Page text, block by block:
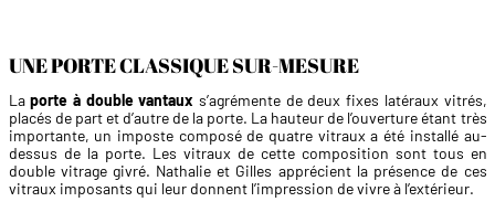
UNE PORTE CLASSIQUE SUR-MESURE
Laporte à double vantaux s’agrémente de deux fixes latéraux vitrés,
placés de part et d’autre de la porte. La hauteur de l’ouverture étant très
importante, un imposte composé de quatre vitraux a été installé au-
dessus de la porte. Les vitraux de cette composition sont tous en
double vitrage givré. Nathalie et Gilles apprécient la présence de ces
vitraux imposants qui leur donnent l’impression de vivre à l’extérieur.